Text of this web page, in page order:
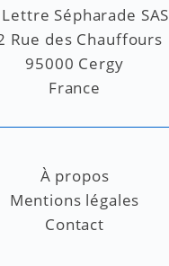
Lettre Sépharade SAS
Rue des Chauffours
95000 Cergy
France
À propos
Mentions légales
Contact